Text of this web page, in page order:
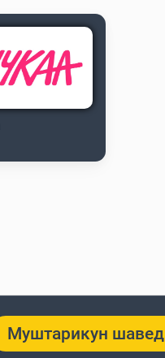
Муштарикун шавед